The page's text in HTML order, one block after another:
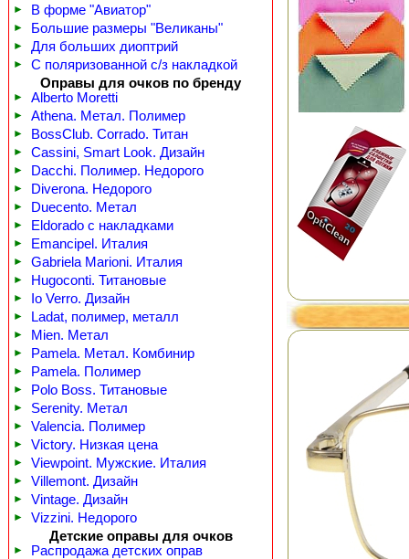
► В форме "Авиатор"
► Большие размеры "Великаны"
► Для больших диоптрий
►
С поляризованной с/з накладкой
Оправы для очков по бренду
► Alberto Moretti
► Athena. Метал. Полимер
► BossClub. Corrado. Титан
► Cassini, Smart Look. Дизайн
► Dacchi. Полимер. Недорого
► Diverona. Недорого
► Duecento. Метал
► Eldorado с накладками
► Emancipel. Италия
► Gabriela Marioni. Италия
► Hugoconti. Титановые
► Io Verro. Дизайн
► Ladat, полимер, металл
► Mien. Метал
► Pamela. Метал. Комбинир
► Pamela. Полимер
► Polo Boss. Титановые
► Serenity. Метал
► Valencia. Полимер
► Victory. Низкая цена
► Viewpoint. Мужские. Италия
► Villemont. Дизайн
► Vintage. Дизайн
►
Vizzini. Недорого
Детские оправы для очков
► Распродажа детских оправ